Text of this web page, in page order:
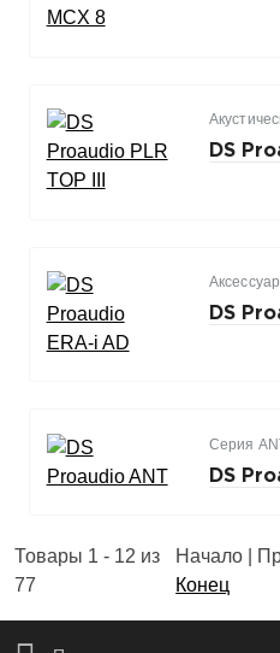
DS
DS
Серия
DS
Товары 1 - 12 из
77
Начало |
Конец